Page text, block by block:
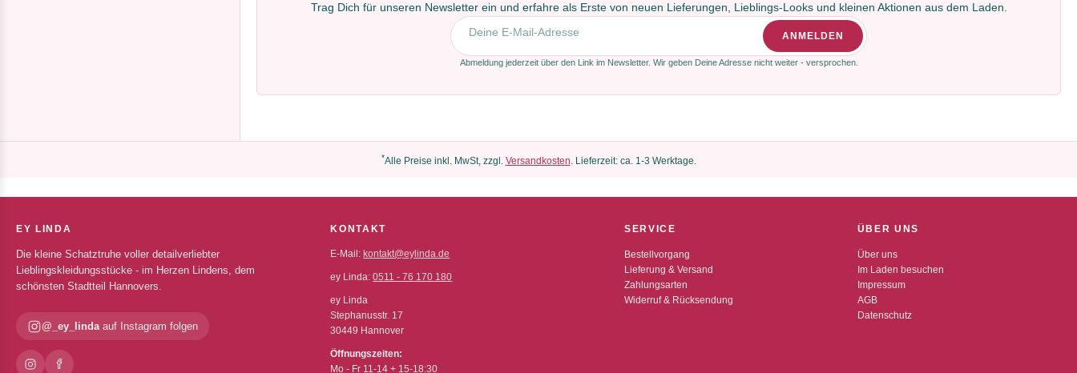
Trag Dich für unseren Newsletter ein und erfahre als Erste von neuen Lieferungen, Lieblings-Looks und kleinen Aktionen aus dem Laden.
E-Mail-Adresse
ANMELDEN
Abmeldung jederzeit über den Link im Newsletter. Wir geben Deine Adresse nicht weiter - versprochen.
*Alle Preise inkl. MwSt, zzgl. Versandkosten. Lieferzeit: ca. 1-3 Werktage.
EY LINDA
Die kleine Schatztruhe voller detailverliebter
Lieblingskleidungsstücke - im Herzen Lindens, dem
schönsten Stadtteil Hannovers.
@_ey_lindaauf Instagram folgen
KONTAKT
E-Mail: kontakt@eylinda.de
ey Linda:0511 - 76 170 180
ey Linda
Stephanusstr. 17
30449 Hannover
Öffnungszeiten:
Mo - Fr 11-14 + 15-18:30
SERVICE
Bestellvorgang
Lieferung & Versand
Zahlungsarten
Widerruf & Rücksendung
ÜBER UNS
Über uns
Im Laden besuchen
Impressum
AGB
Datenschutz